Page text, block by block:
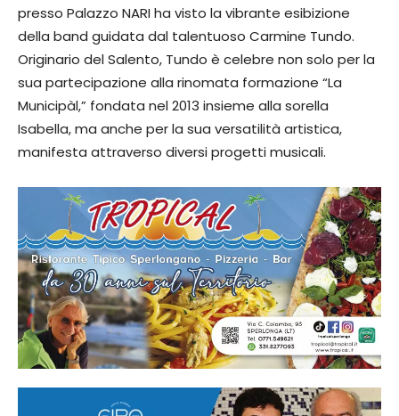
presso Palazzo NARI ha visto la vibrante esibizione
della band guidata dal talentuoso Carmine Tundo.
Originario del Salento, Tundo è celebre non solo per la
sua partecipazione alla rinomata formazione “La
Municipàl,” fondata nel 2013 insieme alla sorella
Isabella, ma anche per la sua versatilità artistica,
manifesta attraverso diversi progetti musicali.